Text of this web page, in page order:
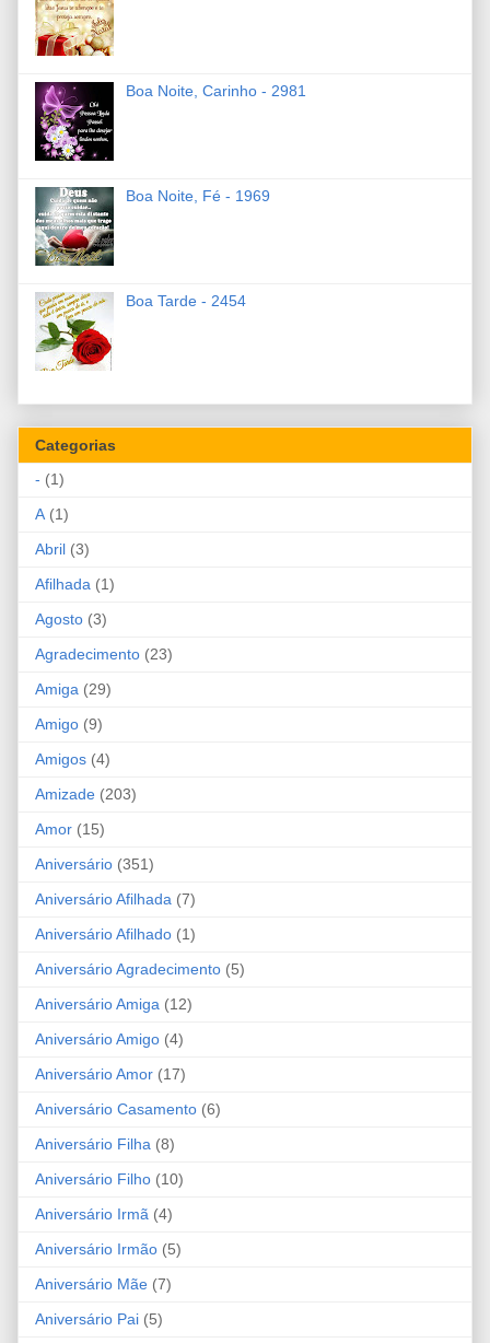
Boa Noite, Carinho - 2981
Boa Noite, Fé - 1969
Boa Tarde - 2454
Categorias
- (1)
A (1)
Abril (3)
Afilhada (1)
Agosto (3)
Agradecimento (23)
Amiga (29)
Amigo (9)
Amigos (4)
Amizade (203)
Amor (15)
Aniversário (351)
Aniversário Afilhada (7)
Aniversário Afilhado (1)
Aniversário Agradecimento (5)
Aniversário Amiga (12)
Aniversário Amigo (4)
Aniversário Amor (17)
Aniversário Casamento (6)
Aniversário Filha (8)
Aniversário Filho (10)
Aniversário Irmã (4)
Aniversário Irmão (5)
Aniversário Mãe (7)
Aniversário Pai (5)